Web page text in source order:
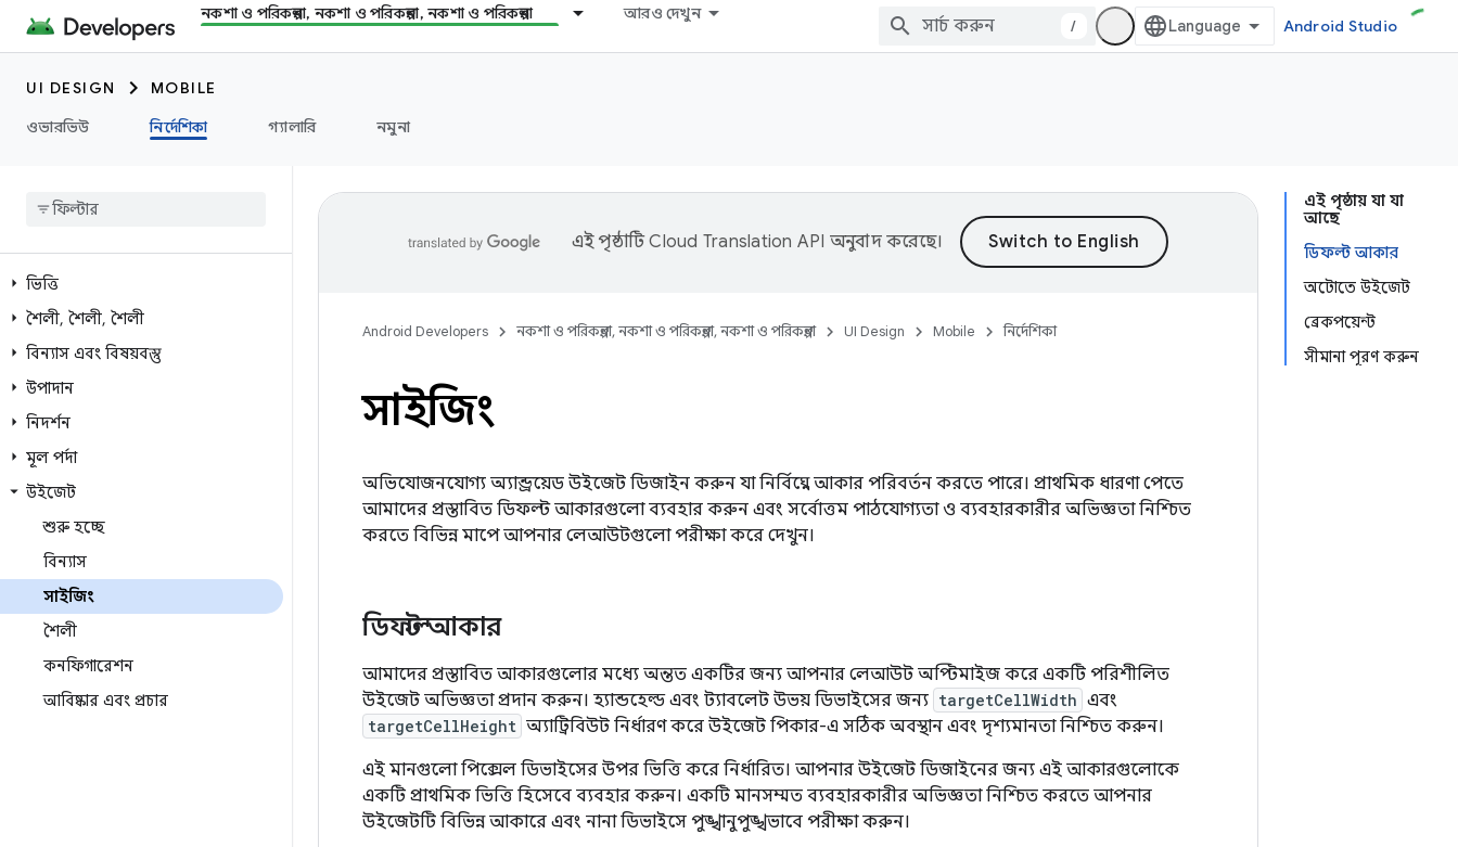
নকশা ও পরিকল্পনা, নকশা ও পরিকল্পনা, নকশা ও পরিকল্পনা আরও দেখুন
/ Android Studio
UI DESIGN
MOBILE
ওভারভিউ
নির্দেশিকা গ্যালারি নমুনা
ভিত্তি
শৈলী, শৈলী, শৈলী
বিন্যাস এবং বিষয়বস্তু
উপাদান
নিদর্শন
মূল পর্দা
উইজেট
শুরু হচ্ছে
বিন্যাস
সাইজিং
শৈলী
কনফিগারেশন
আবিষ্কার এবং প্রচার
এই পৃষ্ঠায় যা যা
আছে
ডিফল্ট আকার
অটোতে উইজেট
ব্রেকপয়েন্ট
সীমানা পূরণ করুন
এই পৃষ্ঠাটিCloud Translation API অনুবাদ করেছে।
Android Developers নকশা ও পরিকল্পনা, নকশা ও পরিকল্পনা, নকশা ও পরিকল্পনা UI Design Mobile নির্দেশিকা
সাইজিং
অভিযোজনযোগ্য অ্যান্ড্রয়েড উইজেট ডিজাইন করুন যা নির্বিঘ্নে আকার পরিবর্তন করতে পারে। প্রাথমিক ধারণা পেতে
আমাদের প্রস্তাবিত ডিফল্ট আকারগুলো ব্যবহার করুন এবং সর্বোত্তম পাঠযোগ্যতা ও ব্যবহারকারীর অভিজ্ঞতা নিশ্চিত
করতে বিভিন্ন মাপে আপনার লেআউটগুলো পরীক্ষা করে দেখুন।
ডিফল্ট আকার
আমাদের প্রস্তাবিত আকারগুলোর মধ্যে অন্তত একটির জন্য আপনার লেআউট অপ্টিমাইজ করে একটি পরিশীলিত
উইজেট অভিজ্ঞতা প্রদান করুন। হ্যান্ডহেল্ড এবং ট্যাবলেট উভয় ডিভাইসের জন্য targetCellWidth এবং
targetCellHeight অ্যাট্রিবিউট নির্ধারণ করে উইজেট পিকার-এ সঠিক অবস্থান এবং দৃশ্যমানতা নিশ্চিত করুন।
এই মানগুলো পিক্সেল ডিভাইসের উপর ভিত্তি করে নির্ধারিত। আপনার উইজেট ডিজাইনের জন্য এই আকারগুলোকে
একটি প্রাথমিক ভিত্তি হিসেবে ব্যবহার করুন। একটি মানসম্মত ব্যবহারকারীর অভিজ্ঞতা নিশ্চিত করতে আপনার
উইজেটটি বিভিন্ন আকারে এবং নানা ডিভাইসে পুঙ্খানুপুঙ্খভাবে পরীক্ষা করুন।